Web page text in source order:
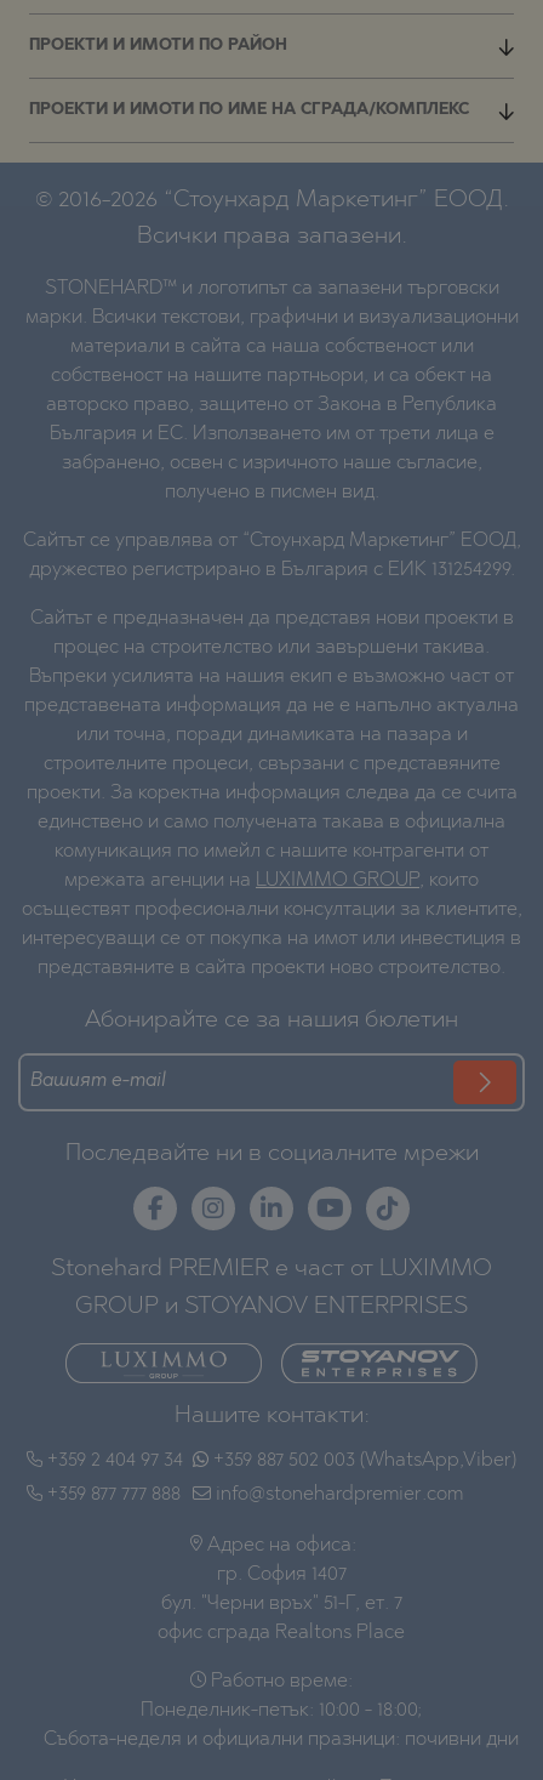
ПРОЕКТИ И ИМОТИ ПО РАЙОН
ПРОЕКТИ И ИМОТИ ПО ИМЕ НА СГРАДА/КОМПЛЕКС
© 2016-2026 “Стоунхард Маркетинг” ЕООД.
Всички права запазени.
STONEHARD™ и логотипът са запазени търговски
марки. Всички текстови, графични и визуализационни
материали в сайта са наша собственост или
собственост на нашите партньори, и са обект на
авторско право, защитено от Закона в Република
България и ЕС. Използването им от трети лица е
забранено, освен с изричното наше съгласие,
получено в писмен вид.
Сайтът се управлява от “Стоунхард Маркетинг” ЕООД,
дружество регистрирано в България с ЕИК 131254299.
Сайтът е предназначен да представя нови проекти в
процес на строителство или завършени такива.
Въпреки усилията на нашия екип е възможно част от
представената информация да не е напълно актуална
или точна, поради динамиката на пазара и
строителните процеси, свързани с представяните
проекти. За коректна информация следва да се счита
единствено и само получената такава в официална
комуникация по имейл с нашите контрагенти от
мрежата агенции на LUXIMMO GROUP, които
осъществят професионални консултации за клиентите,
интересуващи се от покупка на имот или инвестиция в
представяните в сайта проекти ново строителство.
Абонирайте се за нашия бюлетин
Последвайте ни в социалните мрежи
Stonehard PREMIER е част от LUXIMMO
GROUP и STOYANOV ENTERPRISES
Нашите контакти:
+359 2 404 97 34
+359 877 777 888
+359 887 502 003 (WhatsApp,Viber)
info@stonehardpremier.com
Адрес на офиса:
гр. София 1407
бул. "Черни връх" 51-Г, ет. 7
офис сграда Realtons Place
Работно време:
Понеделник-петък: 10:00 - 18:00;
Събота-неделя и официални празници: почивни дни